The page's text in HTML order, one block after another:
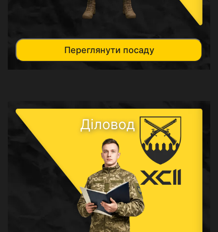
Переглянути посаду
Діловод